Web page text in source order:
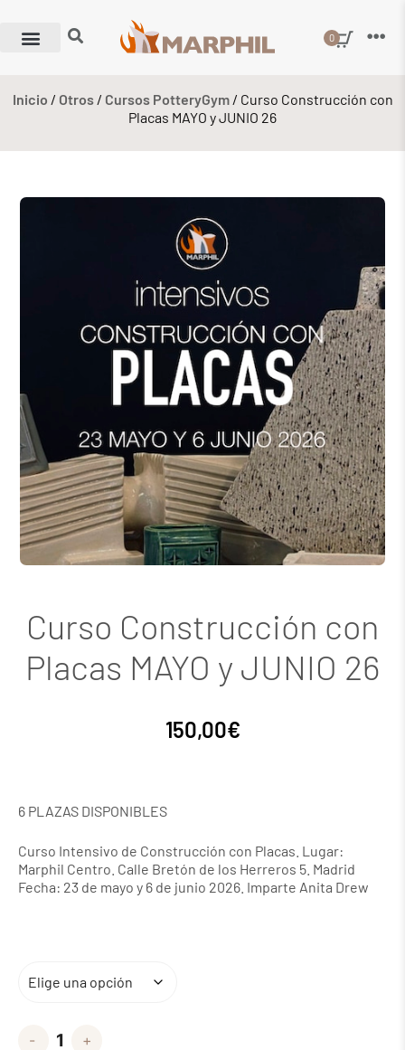
0
Inicio / Otros/ Cursos PotteryGym/ Curso Construcción con
Placas MAYO y JUNIO 26
Curso Construcción con
Placas MAYO y JUNIO 26
150,00€
6 PLAZAS DISPONIBLES
Curso Intensivo de Construcción con Placas. Lugar:
Marphil Centro. Calle Bretón de los Herreros 5. Madrid
Fecha: 23 de mayo y 6 de junio 2026. Imparte Anita Drew
- +